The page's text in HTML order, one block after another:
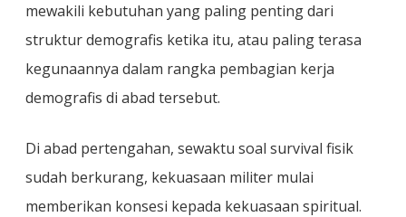
mewakili kebutuhan yang paling penting dari
struktur demografis ketika itu, atau paling terasa
kegunaannya dalam rangka pembagian kerja
demografis di abad tersebut.
Di abad pertengahan, sewaktu soal survival fisik
sudah berkurang, kekuasaan militer mulai
memberikan konsesi kepada kekuasaan spiritual.